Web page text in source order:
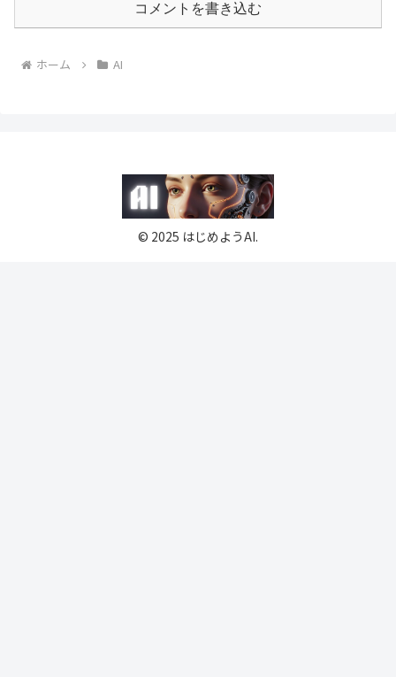
コメントを書き込む
ホーム AI
© 2025 はじめようAI.